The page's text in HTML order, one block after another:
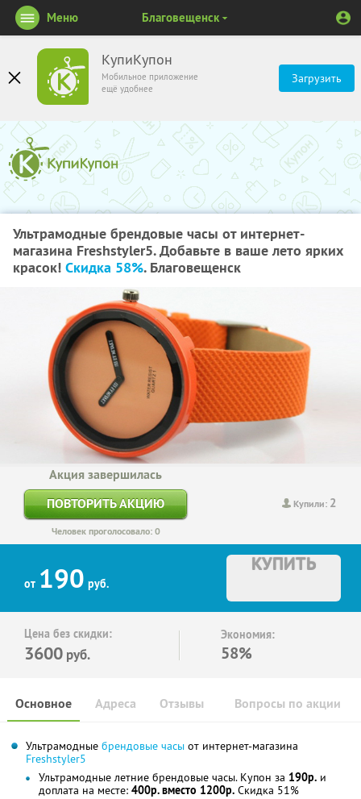
КупиКупон
Мобильное приложение
ещё удобнее
Загрузить
Меню Благовещенск
Ультрамодные брендовые часы от интернет-
магазина Freshstyler5. Добавьте в ваше лето ярких
красок! Скидка 58%. Благовещенск
Купили: 2
Акция завершилась
ПОВТОРИТЬ АКЦИЮ
Человек проголосовало: 0
от 190 руб.
КУПИТЬ
Цена без скидки:
3600 руб.
Экономия:
58%
Основное Отзывы Вопросы по акции
Адреса
Ультрамодные брендовые часы от интернет-магазина
Freshstyler5
Ультрамодные летние брендовые часы. Купон за 190р. и
доплата на месте: 400р. вместо 1200р. Скидка 51%